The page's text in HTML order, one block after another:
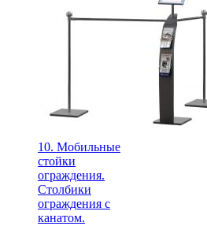
10. Мобильные
стойки
ограждения.
Столбики
ограждения с
канатом.